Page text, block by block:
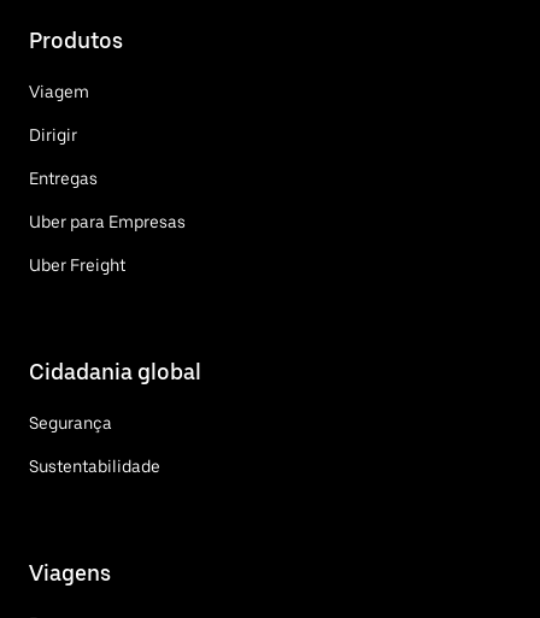
Produtos
Viagem
Dirigir
Entregas
Uber para Empresas
Uber Freight
Cidadania global
Segurança
Sustentabilidade
Viagens